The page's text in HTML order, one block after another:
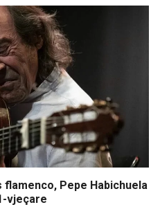
Pepe Habichuela
vjeçare